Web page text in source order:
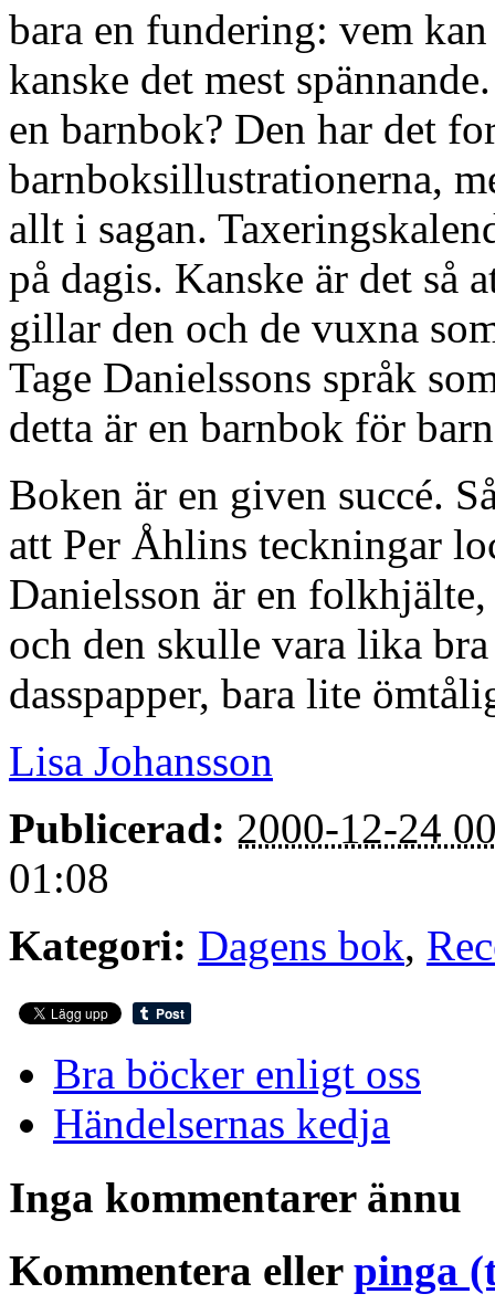
bara en fundering: vem
kanske det mest
en barnbok? Den har det
barnboksillustrationerna,
allt i sagan.
på dagis. Kanske är det så
gillar den och de vuxna
Tage Danielssons språk
detta är en barnbok för
Boken är en given succé.
att Per Åhlins teckningar
Danielsson är en
och den skulle vara lika
dasspapper, bara lite
Lisa Johansson
Publicerad: 2000-12-24
01:08
Kategori: Dagens bok,
Bra böcker enligt oss
Händelsernas kedja
Inga kommentarer ännu
Kommentera eller pinga